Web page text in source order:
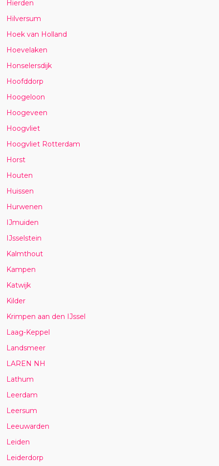
Hierden
Hilversum
Hoek van Holland
Hoevelaken
Honselersdijk
Hoofddorp
Hoogeloon
Hoogeveen
Hoogvliet
Hoogvliet Rotterdam
Horst
Houten
Huissen
Hurwenen
IJmuiden
IJsselstein
Kalmthout
Kampen
Katwijk
Kilder
Krimpen aan den IJssel
Laag-Keppel
Landsmeer
LAREN NH
Lathum
Leerdam
Leersum
Leeuwarden
Leiden
Leiderdorp